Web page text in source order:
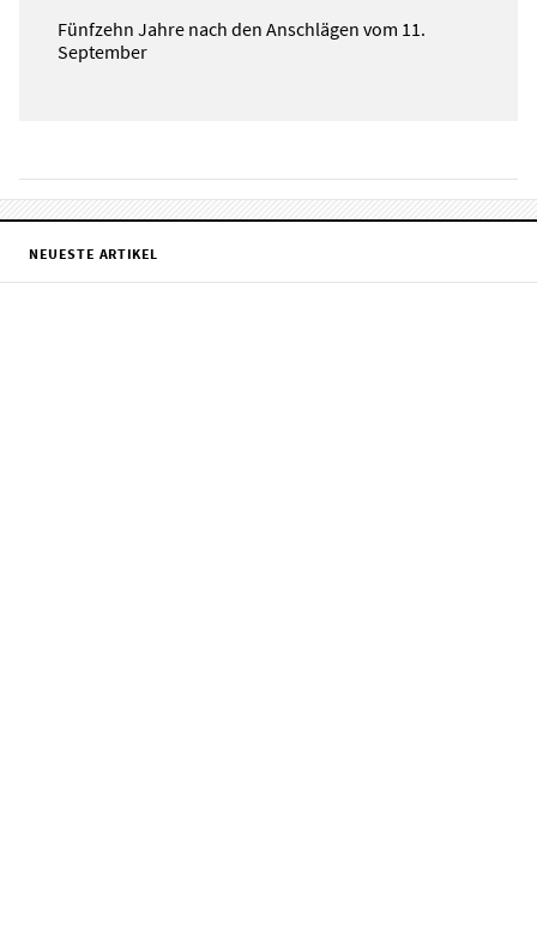
Fünfzehn Jahre nach den Anschlägen vom 11.
September
NEUESTE ARTIKEL